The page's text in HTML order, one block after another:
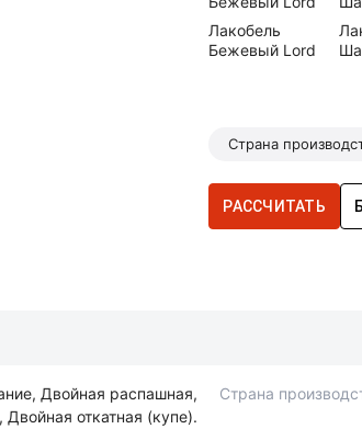
Лакобель
Бежевый Lord
Страна
РАССЧИТАТЬ
Двойная распашная,
откатная (купе).
Страна